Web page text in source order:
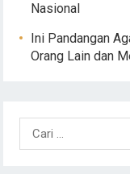
Nasional
Ini Pandangan
Orang Lain dan
Cari
untuk: